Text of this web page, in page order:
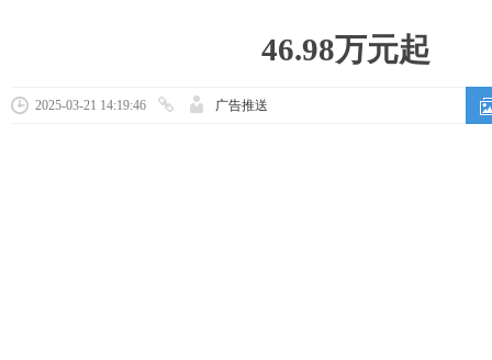
46.98万元起
2025-03-21 14:19:46 广告推送